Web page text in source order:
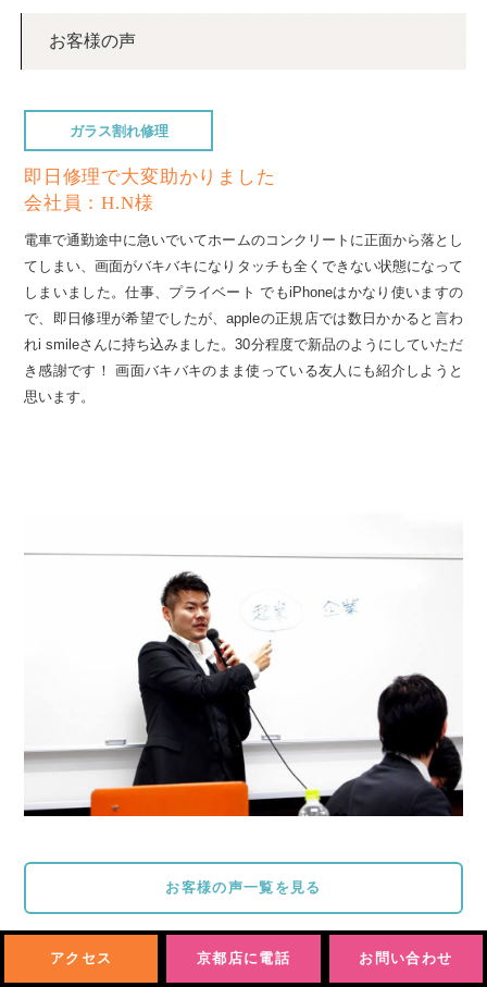
お客様の声
ガラス割れ修理
即日修理で大変助かりました
会社員：H.N様
電車で通勤途中に急いでいてホームのコンクリートに正面から落とし
てしまい、画面がバキバキになりタッチも全くできない状態になって
しまいました。仕事、プライベート でもiPhoneはかなり使いますの
で、即日修理が希望でしたが、appleの正規店では数日かかると言わ
れi smileさんに持ち込みました。30分程度で新品のようにしていただ
き感謝です！ 画面バキバキのまま使っている友人にも紹介しようと
思います。
お客様の声一覧を見る
アクセス 京都店に電話 お問い合わせ